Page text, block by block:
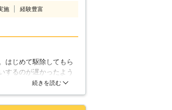
からのことが多いよう
ってきている経験があ
がどこまで進んでいる
ても、駆除剤の薬効が
年おきにシロアリの調
達エンバイロ・プラン
様の家の状態をよく知
められても迅速に駆除
施 経験豊富
はじめて駆除してもら
するのが遅かったよう
す。ダンボールを放置
続きを読む